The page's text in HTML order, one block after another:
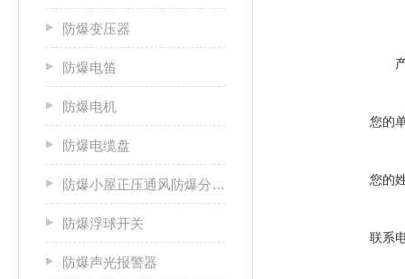
防爆变压器
防爆电笛
防爆电机
防爆电缆盘
防爆小屋正压通风防爆分析小屋
防爆浮球开关
防爆声光报警器
您的
您的
联系